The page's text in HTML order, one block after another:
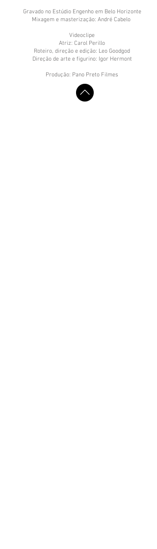
Gravado no Estúdio Engenho em Belo Horizonte
Mixagem e masterização: André Cabelo
Videoclipe
Atriz: Carol Perillo
Roteiro, direção e edição: Leo Goodgod
Direção de arte e figurino: Igor Hermont
Produção: Pano Preto Filmes